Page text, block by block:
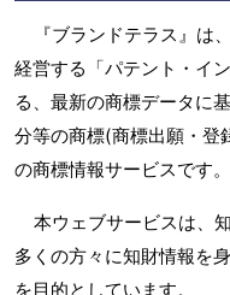
『ブランドテラス』は
経営する「パテント・イ
る、最新の商標データに
分等の商標(商標出願・登
の商標情報サービスです。
本ウェブサービスは、
多くの方々に知財情報を
を目的としています。